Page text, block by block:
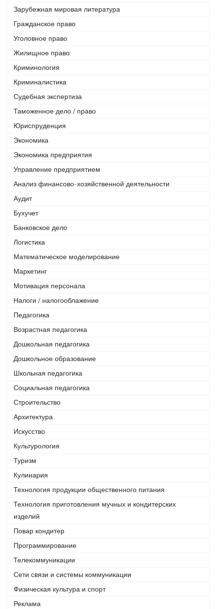
Зарубежная мировая литература
Гражданское право
Уголовное право
Жилищное право
Криминология
Криминалистика
Судебная экспертиза
Таможенное дело / право
Юриспруденция
Экономика
Экономика предприятия
Управление предприятием
Анализ финансово-хозяйственной деятельности
Аудит
Бухучет
Банковское дело
Логистика
Математическое моделирование
Маркетинг
Мотивация персонала
Налоги / налогооблажение
Педагогика
Возрастная педагогика
Дошкольная педагогика
Дошкольное образование
Школьная педагогика
Социальная педагогика
Строительство
Архитектура
Искусство
Культурология
Туризм
Кулинария
Технология продукции общественного питания
Технология приготовления мучных и кондитерских
изделий
Повар кондитер
Программирование
Телекоммуникации
Сети связи и системы коммуникации
Физическая культура и спорт
Реклама